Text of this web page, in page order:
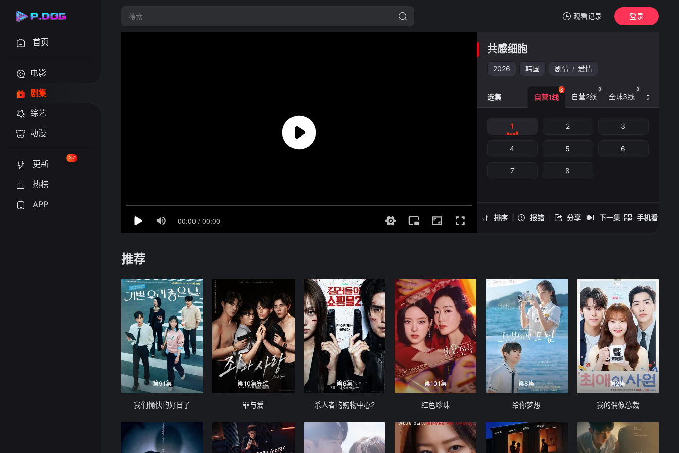
观看记录
我的观影记录
共感细胞
登录
首页
电影
剧集
综艺
动漫
更新
37
热榜
APP
共感细胞
2026 韩国 剧情 / 爱情
排序 报错 分享 下一集 手机看
共感细胞 -1
选集 自营1线
8
自营2线
8
全球3线
8
大陆0线
1 2 3
4 5 6
7 8
推荐
第91集
我们愉快的好日子
第10集完结
罪与爱
第6集
杀人者的购物中心2
第101集
红色珍珠
第8集
给你梦想
第2集
我的偶像总裁